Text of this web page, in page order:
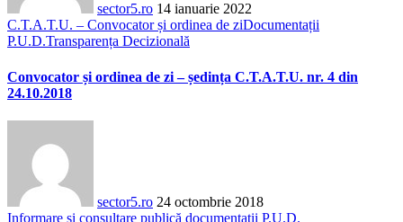
sector5.ro 14 ianuarie 2022
C.T.A.T.U. – Convocator și ordinea de ziDocumentații
P.U.D.Transparența Decizională
Convocator și ordinea de zi – ședința C.T.A.T.U. nr. 4 din
24.10.2018
sector5.ro 24 octombrie 2018
Informare și consultare publică documentații P.U.D.